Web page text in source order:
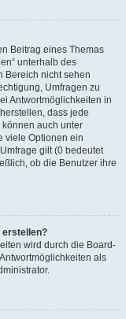
Beitrag eines Themas
unterhalb des
Bereich nicht sehen
Umfragen zu
Antwortmöglichkeiten in
dass jede
auch unter
viele Optionen ein
gilt (0 bedeutet
ob die Benutzer ihre
erstellen?
wird durch die Board-
als